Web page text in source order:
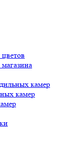
камер
камер